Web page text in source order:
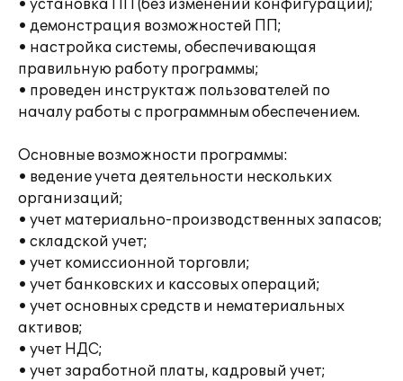
• установка ПП (без изменений конфигурации);
• демонстрация возможностей ПП;
• настройка системы, обеспечивающая
правильную работу программы;
• проведен инструктаж пользователей по
началу работы с программным обеспечением.
Основные возможности программы:
• ведение учета деятельности нескольких
организаций;
• учет материально-производственных запасов;
• складской учет;
• учет комиссионной торговли;
• учет банковских и кассовых операций;
• учет основных средств и нематериальных
активов;
• учет НДС;
• учет заработной платы, кадровый учет;